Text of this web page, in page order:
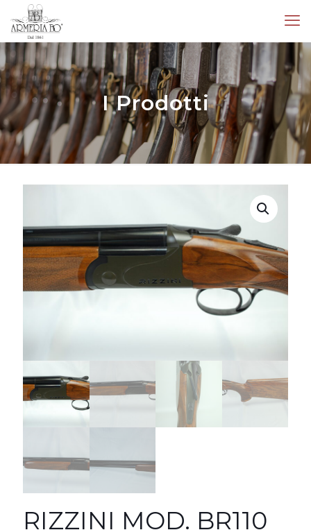
I Prodotti
RIZZINI MOD. BR110